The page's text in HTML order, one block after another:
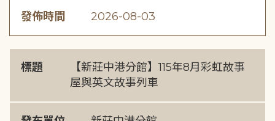
發佈時間 2026-08-03
標題
【新莊中港分館】115年8月彩虹故事
屋與英文故事列車